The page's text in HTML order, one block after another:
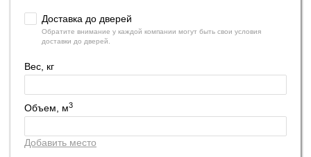
Доставка до дверей
Обратите внимание у каждой компании могут быть свои условия
доставки до дверей.
Вес, кг
Объем, м3
Добавить место